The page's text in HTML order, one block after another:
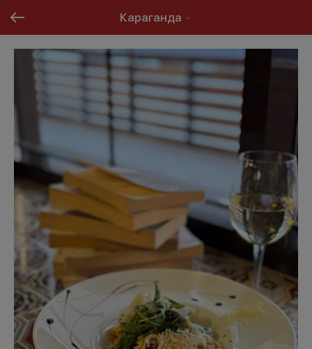
Караганда